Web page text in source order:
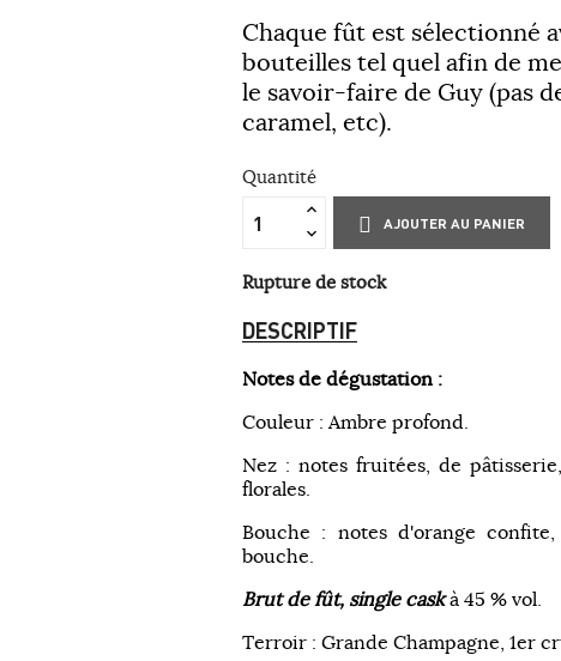
Chaque fût est sélectionné
bouteilles tel quel afin de
le savoir-faire de Guy (pas
caramel, etc).
Quantité
AJOUTER AU PANIER
Rupture de stock
DESCRIPTIF
Notes de dégustation :
Couleur : Ambre profond.
Nez : notes fruitées, de
florales.
Bouche : notes d'orange
bouche.
Brut de fût, single caskà 45 % vol.
Terroir : Grande Champagne, 1er